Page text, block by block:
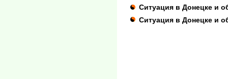
Ситуация в Донецке и
Ситуация в Донецке и